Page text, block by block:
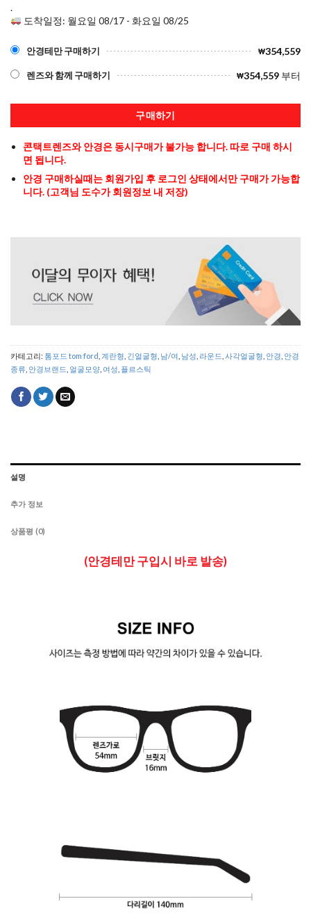
.
도착일정: 월요일 08/17 - 화요일 08/25
안경테만 구매하기 ₩354,559
렌즈와 함께 구매하기 ₩354,559 부터
구매하기
콘택트렌즈와 안경은 동시구매가 불가능 합니다. 따로 구매 하시
면 됩니다.
안경 구매하실때는 회원가입 후 로그인 상태에서만 구매가 가능합
니다. (고객님 도수가 회원정보 내 저장)
카테고리: 톰포드 tom ford 계란형 긴얼굴형 남/여 남성 라운드 사각얼굴형 안경 안경
종류 안경브랜드 얼굴모양 여성 플르스틱
설명
추가 정보
상품평 (0)
(안경테만 구입시 바로 발송)